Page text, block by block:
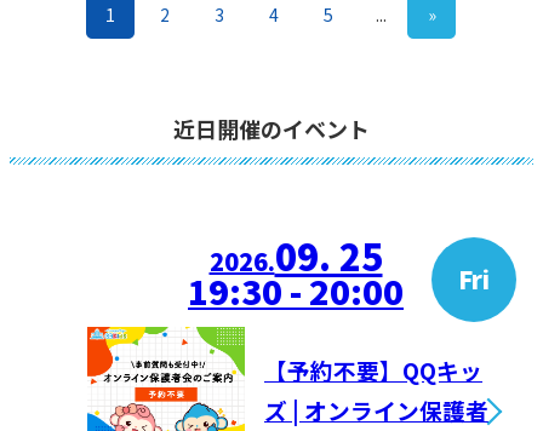
1 2 3 4 5 ... »
近日開催のイベント
2026.09. 25 Fri
19:30 - 20:00
【予約不要】QQキッ
ズ | オンライン保護者